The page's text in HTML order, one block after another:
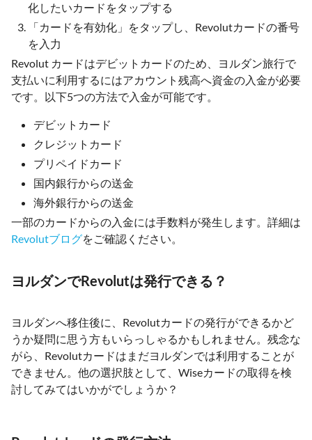
化したいカードをタップする
「カードを有効化」をタップし、Revolutカードの番号
を入力
Revolut カードはデビットカードのため、ヨルダン旅行で
支払いに利用するにはアカウント残高へ資金の入金が必要
です。以下5つの方法で入金が可能です。
デビットカード
クレジットカード
プリペイドカード
国内銀行からの送金
海外銀行からの送金
一部のカードからの入金には手数料が発生します。詳細は
Revolutブログをご確認ください。
ヨルダンでRevolutは発行できる？
ヨルダンへ移住後に、Revolutカードの発行ができるかど
うか疑問に思う方もいらっしゃるかもしれません。残念な
がら、Revolutカードはまだヨルダンでは利用することが
できません。他の選択肢として、Wiseカードの取得を検
討してみてはいかがでしょうか？